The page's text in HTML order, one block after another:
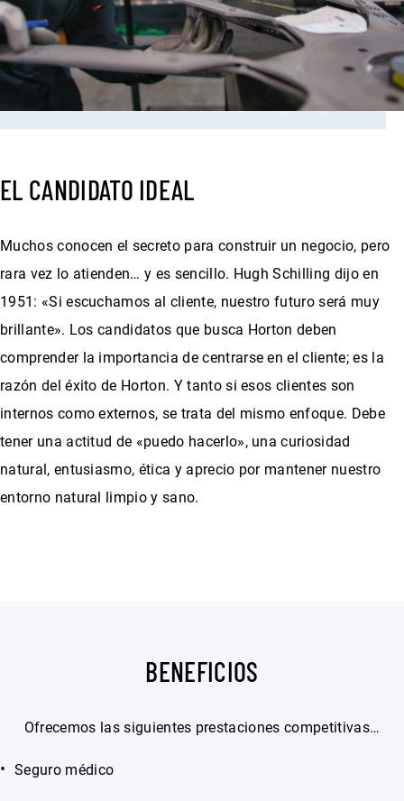
EL CANDIDATO IDEAL
Muchos conocen el secreto para construir un negocio, pero
rara vez lo atienden… y es sencillo. Hugh Schilling dijo en
1951: «Si escuchamos al cliente, nuestro futuro será muy
brillante». Los candidatos que busca Horton deben
comprender la importancia de centrarse en el cliente; es la
razón del éxito de Horton. Y tanto si esos clientes son
internos como externos, se trata del mismo enfoque. Debe
tener una actitud de «puedo hacerlo», una curiosidad
natural, entusiasmo, ética y aprecio por mantener nuestro
entorno natural limpio y sano.
BENEFICIOS
Ofrecemos las siguientes prestaciones competitivas…
Seguro médico